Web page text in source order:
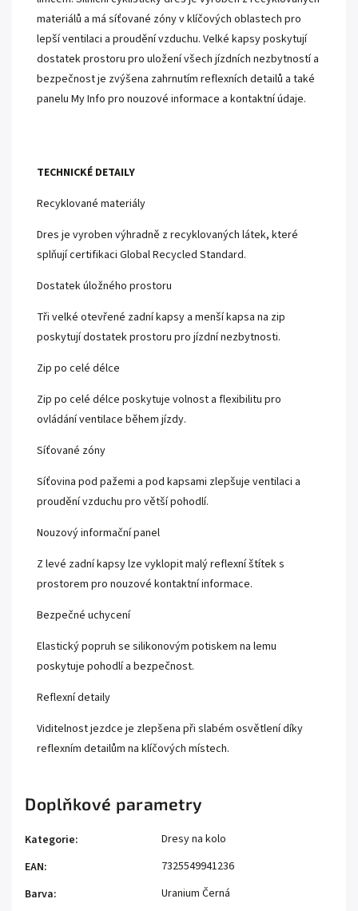
materiálů a má síťované zóny v klíčových oblastech pro
lepší ventilaci a proudění vzduchu. Velké kapsy poskytují
dostatek prostoru pro uložení všech jízdních nezbytností a
bezpečnost je zvýšena zahrnutím reflexních detailů a také
panelu My Info pro nouzové informace a kontaktní údaje.
TECHNICKÉ DETAILY
Recyklované materiály
Dres je vyroben výhradně z recyklovaných látek, které
splňují certifikaci Global Recycled Standard.
Dostatek úložného prostoru
Tři velké otevřené zadní kapsy a menší kapsa na zip
poskytují dostatek prostoru pro jízdní nezbytnosti.
Zip po celé délce
Zip po celé délce poskytuje volnost a flexibilitu pro
ovládání ventilace během jízdy.
Síťované zóny
Síťovina pod pažemi a pod kapsami zlepšuje ventilaci a
proudění vzduchu pro větší pohodlí.
Nouzový informační panel
Z levé zadní kapsy lze vyklopit malý reflexní štítek s
prostorem pro nouzové kontaktní informace.
Bezpečné uchycení
Elastický popruh se silikonovým potiskem na lemu
poskytuje pohodlí a bezpečnost.
Reflexní detaily
Viditelnost jezdce je zlepšena při slabém osvětlení díky
reflexním detailům na klíčových místech.
Doplňkové parametry
Kategorie:
Dresy na kolo
EAN:
7325549941236
Barva: Uranium Černá